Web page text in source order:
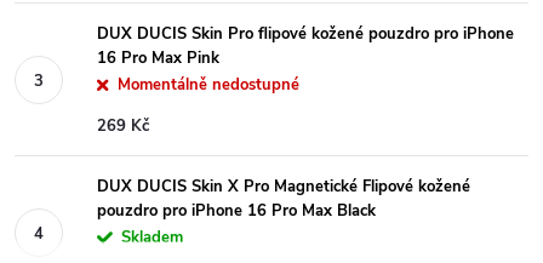
DUX DUCIS Skin Pro flipové kožené pouzdro pro iPhone
16 Pro Max Pink
Momentálně nedostupné
269 Kč
DUX DUCIS Skin X Pro Magnetické Flipové kožené
pouzdro pro iPhone 16 Pro Max Black
Skladem